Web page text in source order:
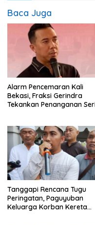
Baca Juga
Alarm Pencemaran Kali
Bekasi, Fraksi Gerindra
Tekankan Penanganan
Tanggapi Rencana Tugu
Peringatan, Paguyuban
Keluarga Korban Kereta